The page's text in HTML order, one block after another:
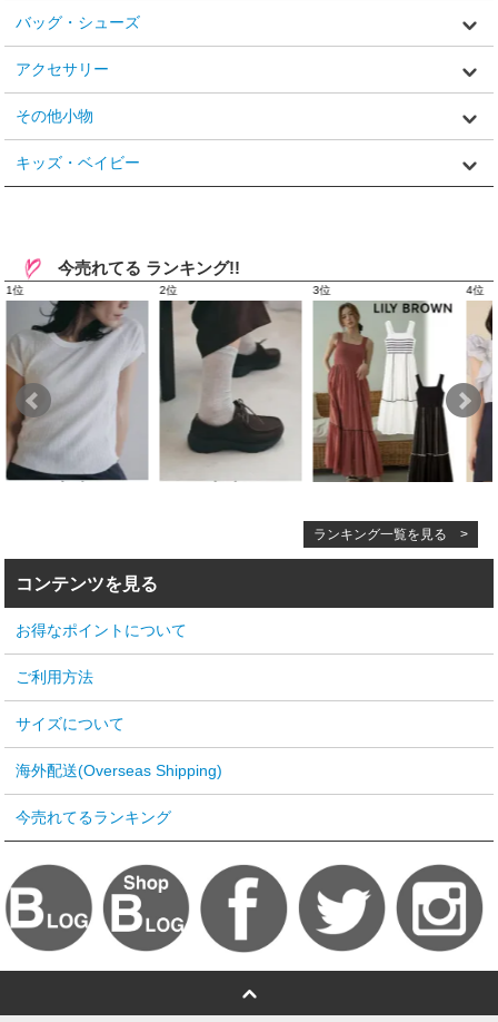
バッグ・シューズ
アクセサリー
その他小物
キッズ・ベイビー
今売れてる ランキング!!
ランキング一覧を見る >
コンテンツを見る
お得なポイントについて
ご利用方法
サイズについて
海外配送(Overseas Shipping)
今売れてるランキング